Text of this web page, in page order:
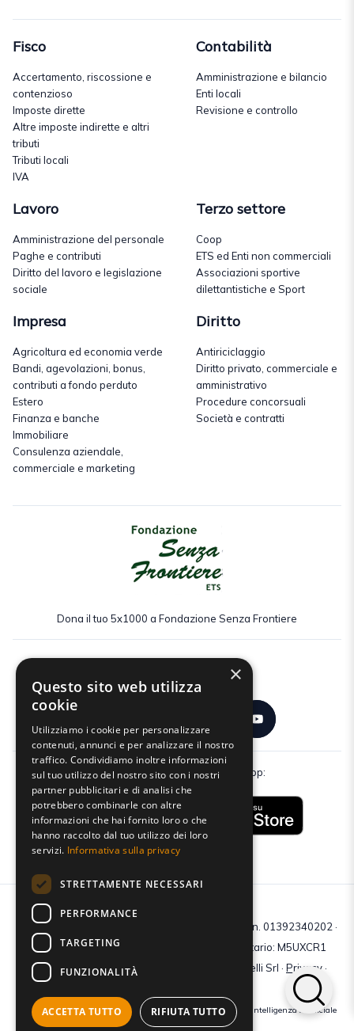
Fisco
Accertamento, riscossione e
contenzioso
Imposte dirette
Altre imposte indirette e altri
tributi
Tributi locali
IVA
Contabilità
Amministrazione e bilancio
Enti locali
Revisione e controllo
Lavoro
Amministrazione del personale
Paghe e contributi
Diritto del lavoro e legislazione
sociale
Terzo settore
Coop
ETS ed Enti non commerciali
Associazioni sportive
dilettantistiche e Sport
Impresa
Agricoltura ed economia verde
Bandi, agevolazioni, bonus,
contributi a fondo perduto
Estero
Finanza e banche
Immobiliare
Consulenza aziendale,
commerciale e marketing
Diritto
Antiriciclaggio
Diritto privato, commerciale e
amministrativo
Procedure concorsuali
Società e contratti
Dona il tuo 5x1000 a Fondazione Senza Frontiere
Scarica gratuitamente la nostra app:
C.F e P.IVA: 01392340202 · Reg.Imp. di Mantova: n. 01392340202 ·
Capitale sociale € 210.400 i.v. · Codice destinatario: M5UXCR1
© 2026 Tutti i diritti riservati · Centro Studi Castelli Srl · Privacy·
Crediti immagini: bigstockphoto | generate tramite modelli di Intelligenza Artificiale
×
Questo sito web utilizza
cookie
Utilizziamo i cookie per personalizzare
contenuti, annunci e per analizzare il nostro
traffico. Condividiamo inoltre informazioni
sul tuo utilizzo del nostro sito con i nostri
partner pubblicitari e di analisi che
potrebbero combinarle con altre
informazioni che hai fornito loro o che
hanno raccolto dal tuo utilizzo dei loro
servizi. Informativa sulla privacy
STRETTAMENTE NECESSARI
PERFORMANCE
TARGETING
FUNZIONALITÀ
ACCETTA TUTTO RIFIUTA TUTTO